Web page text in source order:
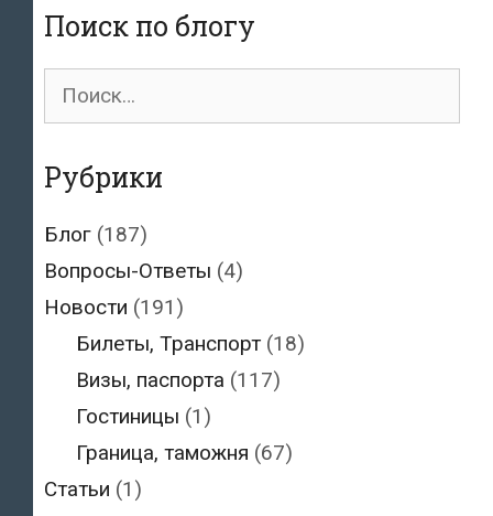
Поиск по блогу
Поиск
Рубрики
Блог (187)
Вопросы-Ответы (4)
Новости (191)
Билеты, Транспорт(18)
Визы, паспорта (117)
Гостиницы (1)
Граница, таможня (67)
Статьи (1)